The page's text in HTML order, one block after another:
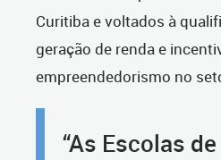
Curitiba e voltados à
geração de renda e
empreendedorismo no
“As Escolas